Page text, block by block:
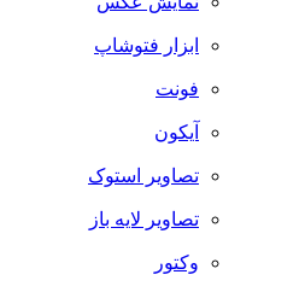
ابزار فتوشاپ
فونت
آیکون
تصاویر استوک
تصاویر لایه باز
وکتور